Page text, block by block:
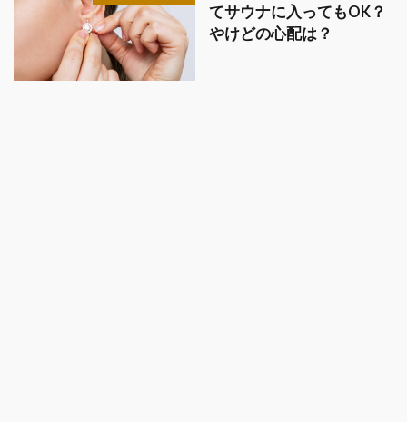
てサウナに入ってもOK？
やけどの心配は？